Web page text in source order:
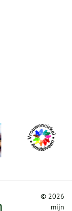
© 2026
mijn